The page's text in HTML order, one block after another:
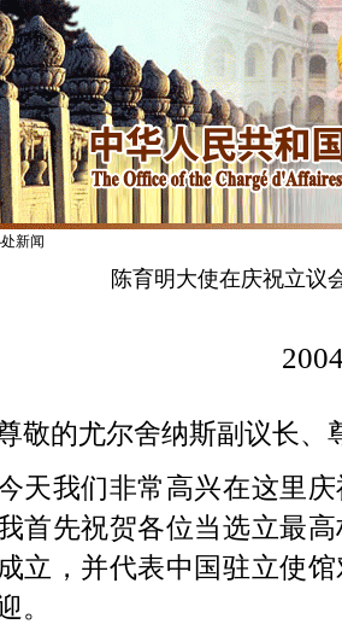
新闻
陈育明大使在庆祝立议
的尤尔舍纳斯副议长、
我们非常高兴在这里庆
首先祝贺各位当选立最
立，并代表中国驻立使
。